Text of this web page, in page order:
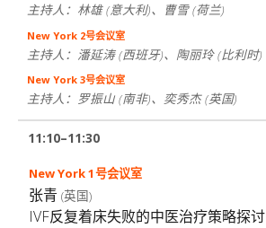
主持人：林雄(意大利)、曹雪(荷兰)
主持人：潘延涛(西班牙)、陶丽玲(比利时)
主持人：罗振山(南非)、奕秀杰(英国)
11:10–11:30
张青 (英国)
IVF反复着床失败的中医治疗策略探讨